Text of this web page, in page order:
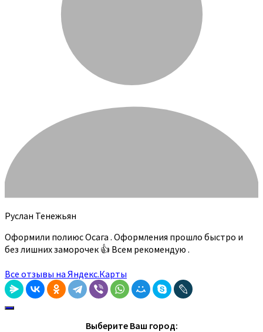
Руслан Тенежьян
Оформили полиюс Осага . Оформления прошло быстро и
без лишних заморочек 👍 Всем рекомендую .
Все отзывы на Яндекс.Карты
Выберите Ваш город: